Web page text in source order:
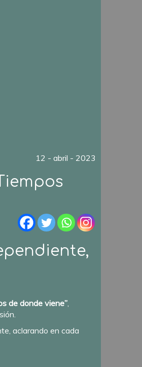
12 - abril - 2023
de donde viene”,
aclarando en cada